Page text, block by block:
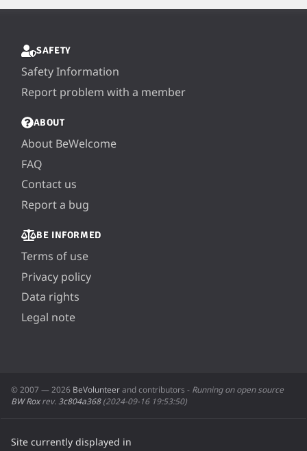
SAFETY
Safety Information
Report problem with a member
ABOUT
About BeWelcome
FAQ
Contact us
Report a bug
BE INFORMED
Terms of use
Privacy policy
Data rights
Legal note
© 2007 — 2026 BeVolunteerand contributors - Running on open source
BW Roxrev. 3c804a368(2024-09-16 19:53:50)
Site currently displayed in